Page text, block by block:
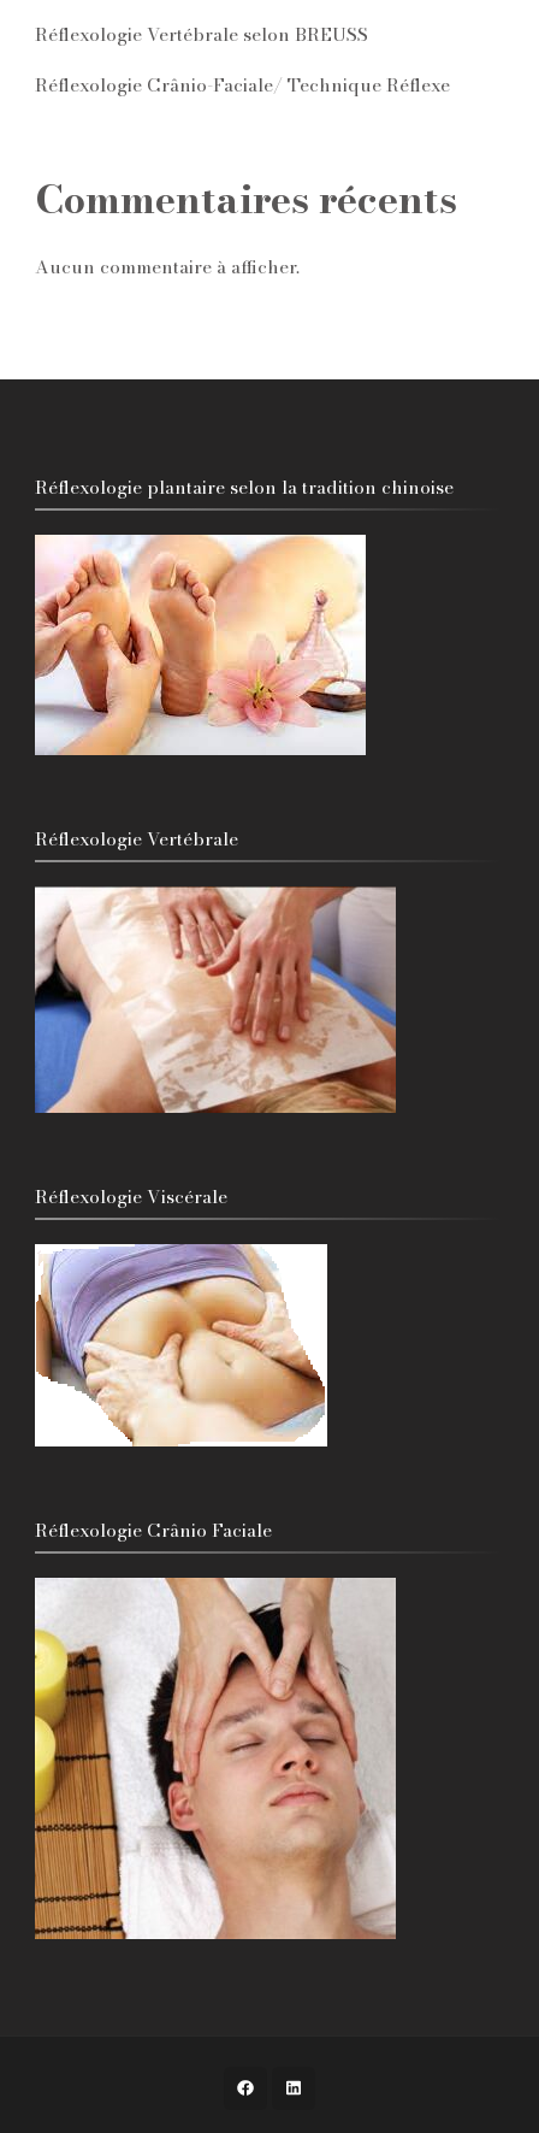
Réflexologie Vertébrale selon BREUSS
Réflexologie Crânio-Faciale/ Technique Réflexe
Commentaires récents
Aucun commentaire à afficher.
Réflexologie plantaire selon la tradition chinoise
Réflexologie Vertébrale
Réflexologie Viscérale
Réflexologie Crânio Faciale